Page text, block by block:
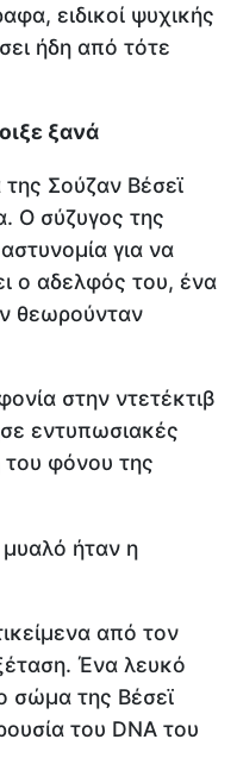
ειδικοί ψυχικής
ήδη από τότε
ξανά
Σούζαν Βέσεϊ
Ο σύζυγος της
για να
ο αδελφός του, ένα
θεωρούνταν
στην ντετέκτιβ
εντυπωσιακές
του φόνου της
ήταν η
από τον
Ένα λευκό
σώμα της Βέσεϊ
του DNA του